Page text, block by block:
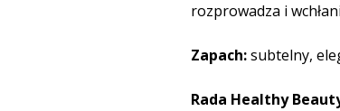
rozprowadza i
Zapach:subtelny,
Rada Healthy